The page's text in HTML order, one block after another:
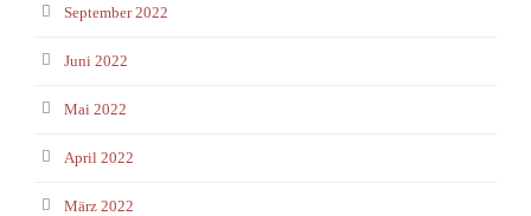
September 2022
Juni 2022
Mai 2022
April 2022
März 2022